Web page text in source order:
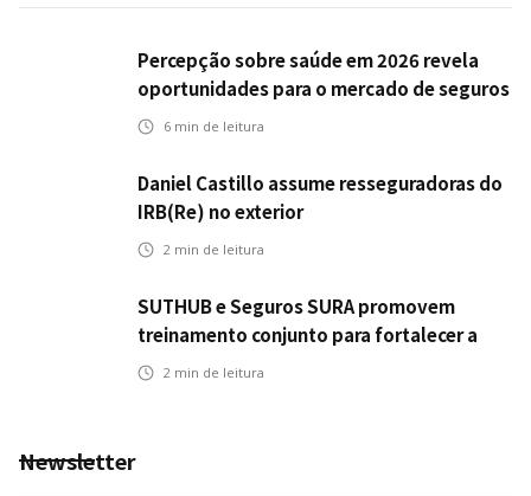
Percepção sobre saúde em 2026 revela
oportunidades para o mercado de seguros
ampliar cobertura e prevenção
6 min de leitura
Daniel Castillo assume resseguradoras do
IRB(Re) no exterior
2 min de leitura
SUTHUB e Seguros SURA promovem
treinamento conjunto para fortalecer a
operação comercial do Seguro Mobilidade
2 min de leitura
Newsletter